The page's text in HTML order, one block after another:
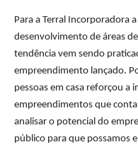
Para a Terral Incorporadora
desenvolvimento de áreas de
tendência vem sendo
empreendimento lançado.
pessoas em casa reforçou a
empreendimentos que
analisar o potencial do
público para que possamos